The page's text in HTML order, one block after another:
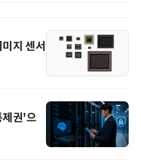
지 센서
권'으